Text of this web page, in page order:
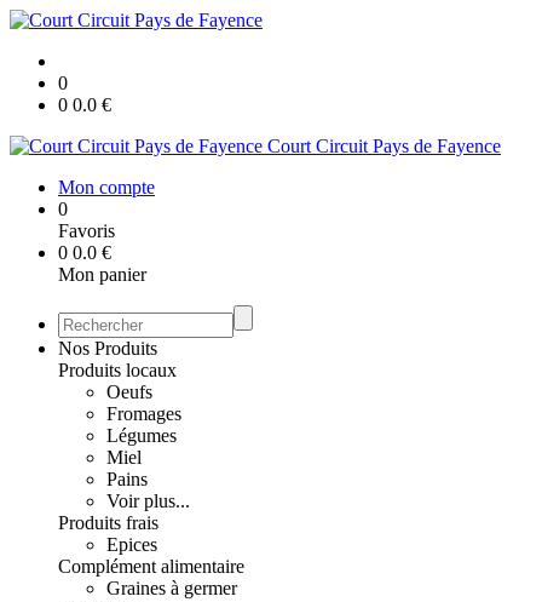
0
0 0.0 €
Court Circuit Pays de Fayence
Mon compte
0
Favoris
0 0.0 €
Mon panier
Nos Produits
Produits locaux
Oeufs
Fromages
Légumes
Miel
Pains
Voir plus...
Produits frais
Epices
Complément alimentaire
Graines à germer